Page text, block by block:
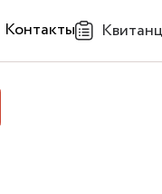
Контакты